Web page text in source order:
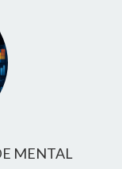
MENTAL